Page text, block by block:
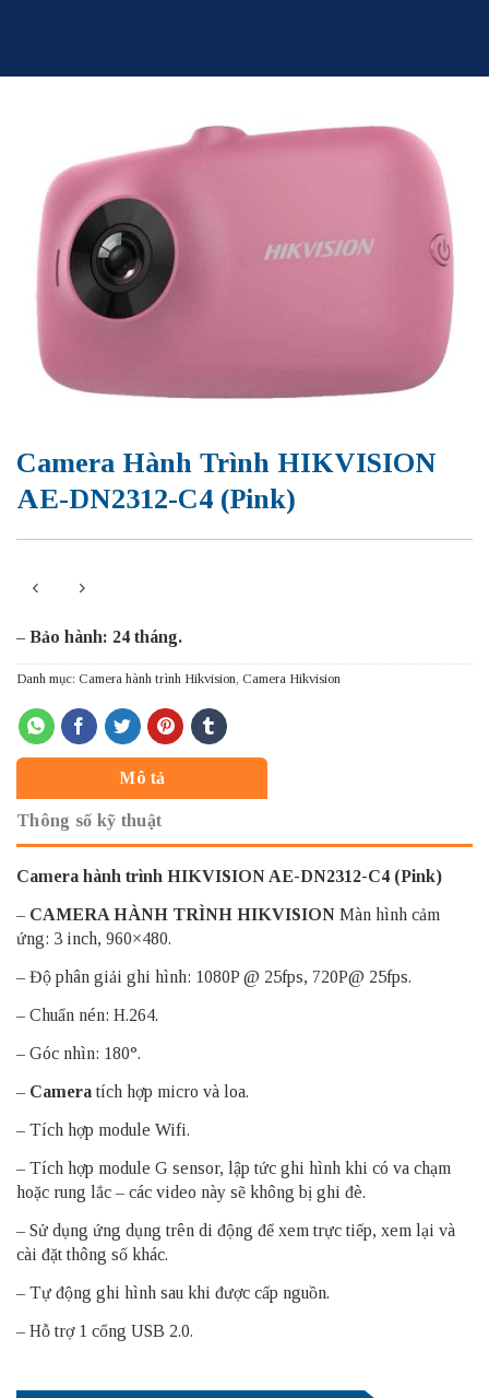
Camera Hành Trình HIKVISION
AE-DN2312-C4 (Pink)
– Bảo hành: 24 tháng.
Danh mục: Camera hành trình Hikvision, Camera Hikvision
Mô tả
Thông số kỹ thuật
Camera hành trình HIKVISION AE-DN2312-C4 (Pink)
– CAMERA HÀNH TRÌNH HIKVISION Màn hình cảm
ứng: 3 inch, 960×480.
– Độ phân giải ghi hình: 1080P @ 25fps, 720P@ 25fps.
– Chuẩn nén: H.264.
– Góc nhìn: 180°.
– Cameratích hợp micro và loa.
– Tích hợp module Wifi.
– Tích hợp module G sensor, lập tức ghi hình khi có va chạm
hoặc rung lắc – các video này sẽ không bị ghi đè.
– Sử dụng ứng dụng trên di động để xem trực tiếp, xem lại và
cài đặt thông số khác.
– Tự động ghi hình sau khi được cấp nguồn.
– Hỗ trợ 1 cổng USB 2.0.